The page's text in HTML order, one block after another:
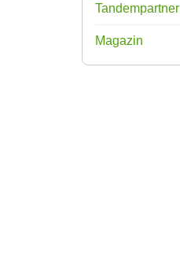
Tandempartner
Magazin